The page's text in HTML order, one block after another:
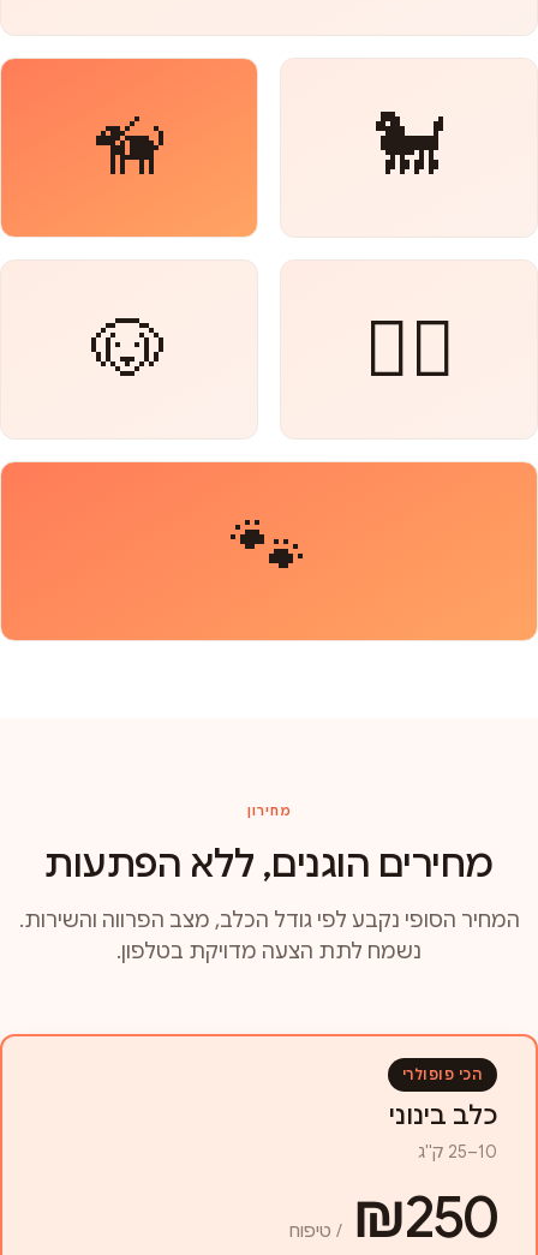
🐩
🦮
🐕‍🦺
🐶
🐾
מחירון
מחירים הוגנים, ללא הפתעות
המחיר הסופי נקבע לפי גודל הכלב, מצב הפרווה והשירות.
נשמח לתת הצעה מדויקת בטלפון.
הכי פופולרי
כלב בינוני
10–25 ק"ג
₪250 / טיפוח